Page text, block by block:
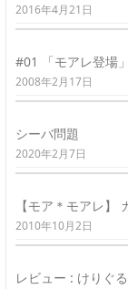
2016年4月21日
#01 「モアレ登場」
2008年2月17日
シーバ問題
2020年2月7日
【モア＊モアレ】
2010年10月2日
レビュー : けりぐ